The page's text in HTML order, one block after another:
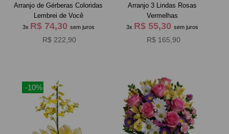
Arranjo de Gérberas Coloridas
Lembrei de Você
3x R$ 74,30 sem juros
R$ 222,90
Arranjo 3 Lindas Rosas
Vermelhas
3x R$ 55,30sem juros
R$ 165,90
-10%